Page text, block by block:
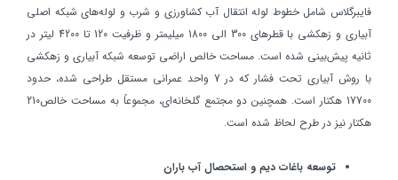
فايبرگلاس شامل خطوط لوله انتقال آب كشاورزي و شرب و لوله‌هاي شبكه اصلي
آبياري و زهكشي با قطرهاي 300 الي 1800 ميليمتر و ظرفيت 120 تا 4200 ليتر در
ثانيه پيش‌بيني شده است. مساحت خالص اراضي توسعه شبكه آبياري و زهكشي
با روش آبياري تحت فشار كه در 7 واحد عمراني مستقل طراحي شده، حدود
17700 هكتار است. همچنين دو مجتمع گلخانه‌اي، مجموعاً به مساحت خالص210
هكتار نيز در طرح لحاظ شده است.
توسعه باغات ديم و استحصال آب باران